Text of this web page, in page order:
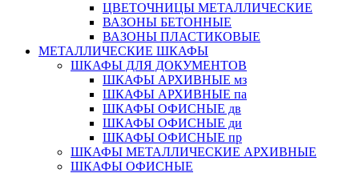
ЦВЕТОЧНИЦЫ МЕТАЛЛИЧЕСКИЕ
ВАЗОНЫ БЕТОННЫЕ
ВАЗОНЫ ПЛАСТИКОВЫЕ
МЕТАЛЛИЧЕСКИЕ ШКАФЫ
ШКАФЫ ДЛЯ ДОКУМЕНТОВ
ШКАФЫ АРХИВНЫЕ мз
ШКАФЫ АРХИВНЫЕ па
ШКАФЫ ОФИСНЫЕ дв
ШКАФЫ ОФИСНЫЕ ди
ШКАФЫ ОФИСНЫЕ пр
ШКАФЫ МЕТАЛЛИЧЕСКИЕ АРХИВНЫЕ
ШКАФЫ ОФИСНЫЕ